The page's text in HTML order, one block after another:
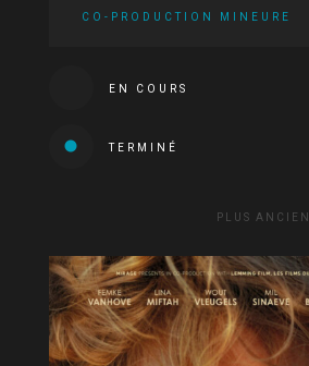
CO-PRODUCTION MINEURE
EN COURS
TERMINÉ
PLUS ANCIEN